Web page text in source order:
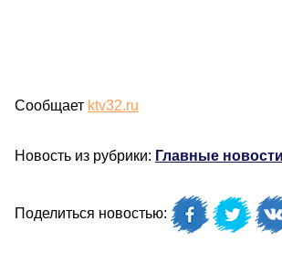
Сообщает ktv32.ru
Новость из рубрики: Главные новости
Поделиться новостью: